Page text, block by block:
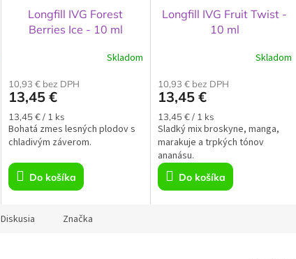
Longfill IVG Forest
Berries Ice - 10 ml
Skladom
10,93 € bez DPH
13,45 €
Jednotková
cena:
13,45 € / 1 ks
Do košíka
Bohatá zmes lesných plodov s
chladivým záverom.
Longfill IVG Fruit Twist -
10 ml
Skladom
10,93 € bez DPH
13,45 €
Jednotková
cena:
13,45 € / 1 ks
Do košíka
Sladký mix broskyne, manga,
marakuje a trpkých tónov
ananásu.
Diskusia Značka